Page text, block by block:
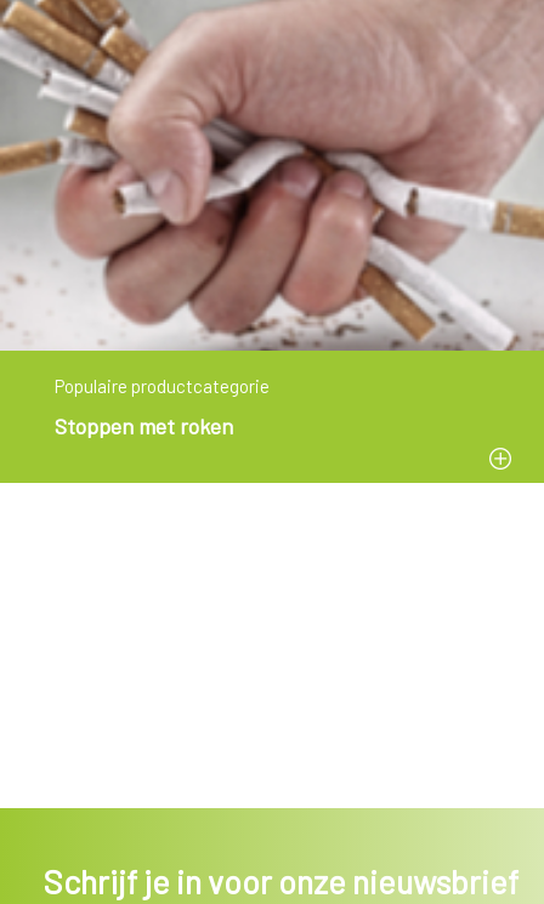
Populaire productcategorie
Stoppen met roken
Schrijf je in voor onze nieuwsbrief